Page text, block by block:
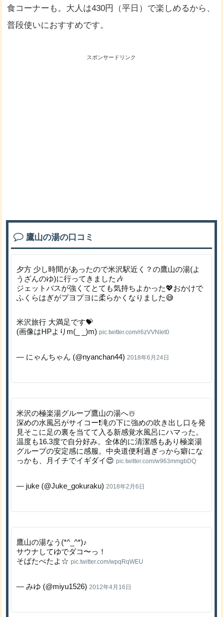
食コーナーも。大人は430円（平日）で楽しめるから、
普段使いにおすすめです。
スポンサードリンク
鷹山の湯の口コミ
夕方 少し時間があったので米沢駅近く？の鷹山の湯(よ
うざんのゆ)に行ってきました🎶
ジェットバスが強くてとても気持ちよかった💖おかけで
ふくらはぎがプヨプヨに柔らかくなりました😅
米沢旅行 大満足です💝
(画像はHPよりm(_ _)m)pic.twitter.com/r6zVVNIet0
— にゃんちゃん (@nyanchan44)2018年6月24日
米沢の極楽湯グループ鷹山の湯へ☃️
深めの水風呂がサイコー❗️滝の下に強めの吹き出し口を発
見そこに足の裏を当てて入る新感覚水風呂にハマった。
温度も16.3度で自分好み。全体的に清潔感もあり極楽湯
グループの安定感に感服。中央道便利過ぎっから癖にな
っかも、月イチでイギダイ😍pic.twitter.com/w963mmgbDQ
— juke (@Juke_gokuraku)2018年2月6日
鷹山の湯なう(*^_^*)♪
サウナしてゆでダコ〜っ！
そばたべたよ☆pic.twitter.com/wpqRqWEU
— みゆ (@miyu1526)2012年4月16日